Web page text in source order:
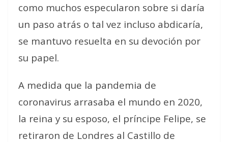
como muchos especularon sobre si daría
un paso atrás o tal vez incluso abdicaría,
se mantuvo resuelta en su devoción por
su papel.
A medida que la pandemia de
coronavirus arrasaba el mundo en 2020,
la reina y su esposo, el príncipe Felipe, se
retiraron de Londres al Castillo de